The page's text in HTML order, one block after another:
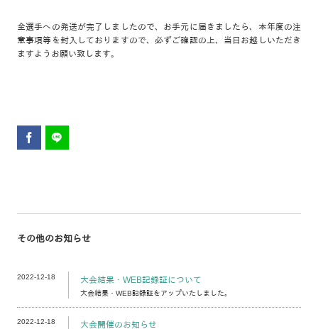
全選手への発送が完了しましたので、お手元に届きましたら、本年度の注
意事項等を封入しておりますので、必ずご確認の上、当日お越しいただき
ますようお願い致します。
その他のお知らせ
2022-12-18 大会結果・WEB記録証について
大会結果・WEB記録証をアップいたしました。
2022-12-18 大会開催のお知らせ